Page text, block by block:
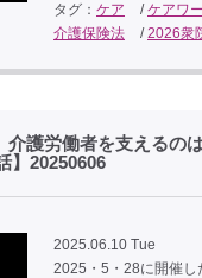
タグ： ケア /ケアワ
介護保険法
/2026衆
介護労働者を支える
】20250606
2025.06.10 Tue
2025・5・28に開催